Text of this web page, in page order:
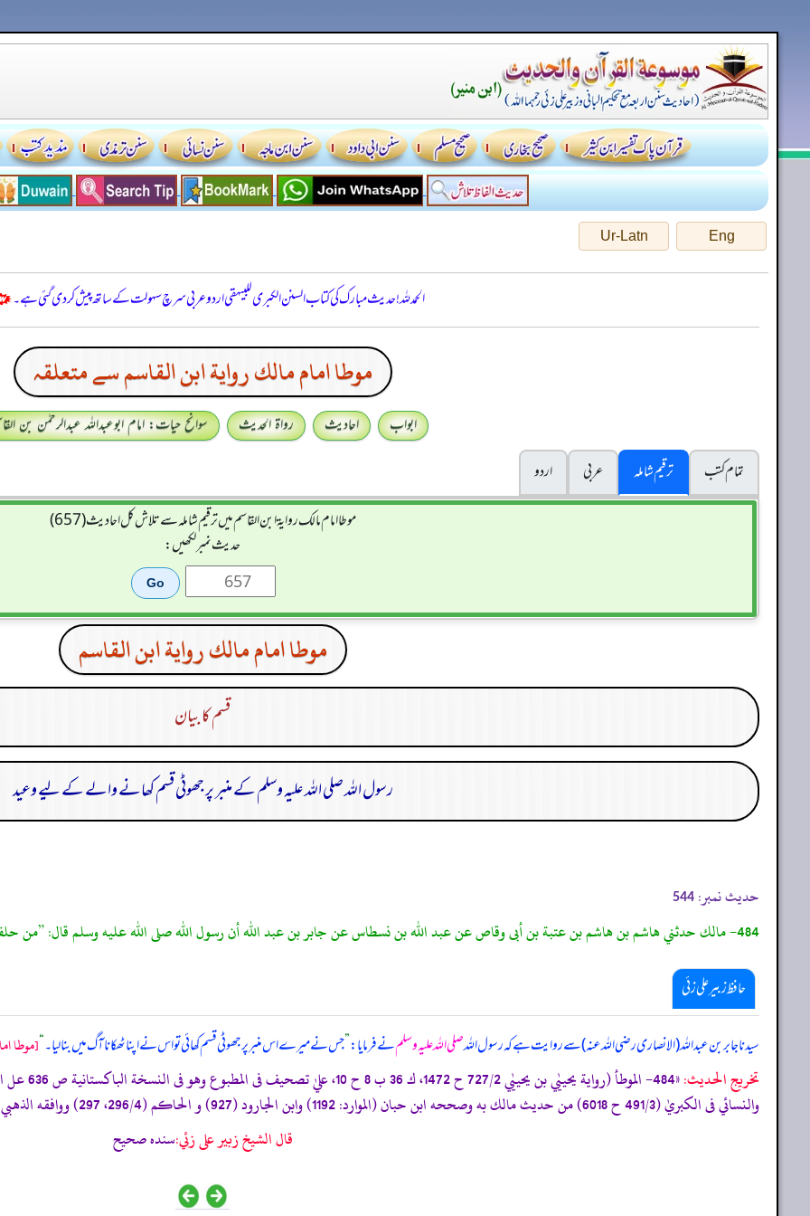
Eng
Ur-Latn
الحمدللہ! حدیث مبارک کی کتاب السنن الكبرى للبيهقي اردو عربی سرچ سہولت کے ساتھ پیش کر دی گئی ہے۔
موطا امام مالك رواية ابن القاسم سے متعلقہ
ابواب احادیث رواۃ الحدیث
سوانح حیات: امام ابوعبداللہ عبدالرحمٰن بن
تمام کتب
ترقیم شاملہ عربی
اردو
موطا امام مالك رواية ابن القاسم میں ترقیم شاملہ سے تلاش کل احادیث (657)
حدیث نمبر لکھیں:
موطا امام مالك رواية ابن القاسم
قسم کا بیان
رسول اللہ صلی اللہ علیہ وسلم کے منبر پر جھوٹی قسم کھانے والے کے لیے وعید
حدیث نمبر: 544
484- مالك حدثني هاشم بن هاشم بن عتبة بن أبى وقاص عن عبد الله بن نسطاس عن جابر بن عبد الله أن رسول الله صلى الله عليه وسلم قال: ”من حلف على منبري هذا بيمين آثمة، تبوأ مقعده من النار.“
حافظ زبیر علی زئی
سیدنا جابر بن عبداللہ (الانصاری رضی اللہ عنہ) سے روایت ہے کہ رسول اللہصلی اللہ علیہ وسلمنے فرمایا:”جس نے میرے اس منبر پر جھوٹی قسم کھائی تو اس نے اپنا ٹھکانا آگ میں بنا لیا۔“[موطا
تخریج الحدیث:
والنسائي فى الكبريٰ (491/3 ح 6018) من حديث مالك به وصححه ابن حبان (الموارد: 1192) وابن الجارود (927) و الحاكم (296/4، 297) ووافقه الذهبي.»
قال الشيخ زبير على زئي:سنده صحيح